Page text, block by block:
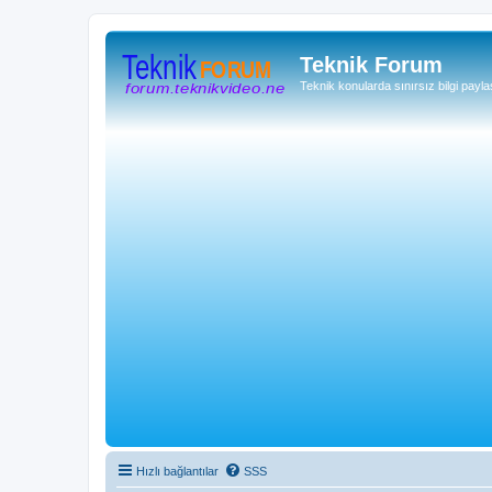
Teknik Forum
Teknik konularda sınırsız bilgi
Hızlı bağlantılar SSS